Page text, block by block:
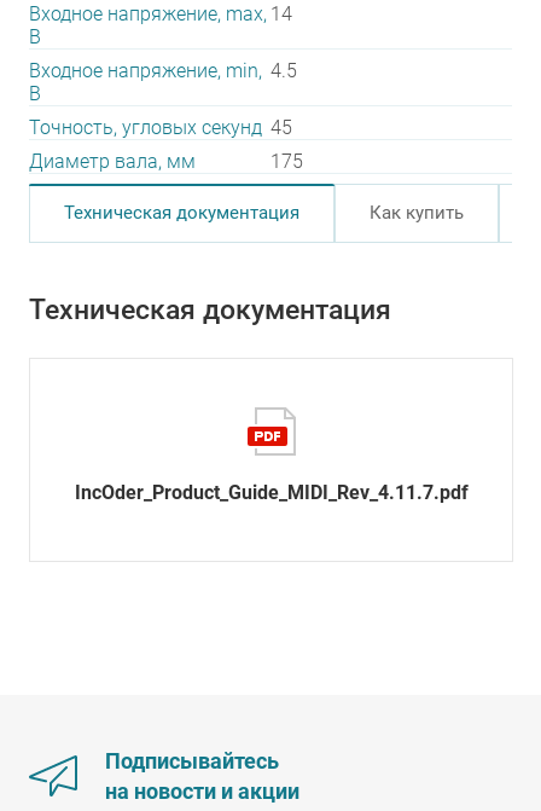
Входное напряжение, max,
В
14
Входное напряжение, min,
В
4.5
Точность, угловых секунд 45
Диаметр вала, мм
175
Техническая документация Как купить
Техническая документация
IncOder_Product_Guide_MIDI_Rev_4.11.7.pdf
Подписывайтесь
на новости и акции